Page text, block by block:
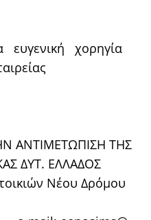
χορηγία
ΑΝΤΙΜΕΤΩΠΙΣΗ ΤΗΣ
ΔΥΤ. ΕΛΛΑΔΟΣ
Νέου Δρόμου